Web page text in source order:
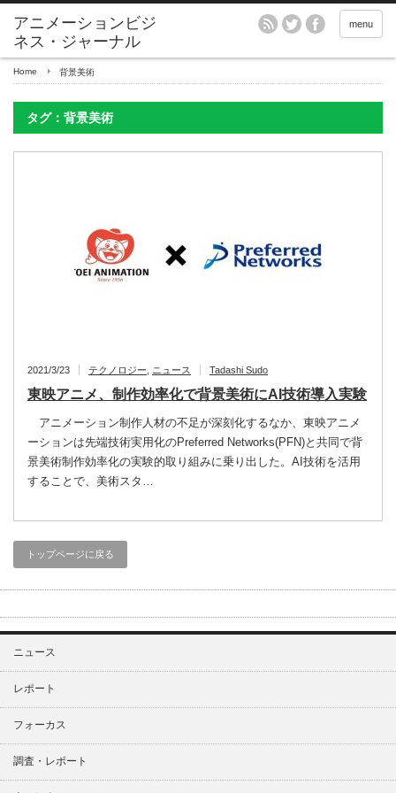
アニメーションビジ
ネス・ジャーナル
menu
Home 背景美術
タグ：背景美術
2021/3/23 テクノロジー ニュース Tadashi Sudo
東映アニメ、制作効率化で背景美術にAI技術導入実験
アニメーション制作人材の不足が深刻化するなか、東映アニメ
ーションは先端技術実用化のPreferred Networks(PFN)と共同で背
景美術制作効率化の実験的取り組みに乗り出した。AI技術を活用
することで、美術スタ…
トップページに戻る
ニュース
レポート
フォーカス
調査・レポート